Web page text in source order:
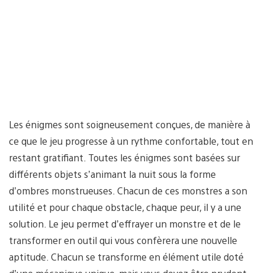
Les énigmes sont soigneusement conçues, de manière à
ce que le jeu progresse à un rythme confortable, tout en
restant gratifiant. Toutes les énigmes sont basées sur
différents objets s’animant la nuit sous la forme
d’ombres monstrueuses. Chacun de ces monstres a son
utilité et pour chaque obstacle, chaque peur, il y a une
solution. Le jeu permet d’effrayer un monstre et de le
transformer en outil qui vous confèrera une nouvelle
aptitude. Chacun se transforme en élément utile doté